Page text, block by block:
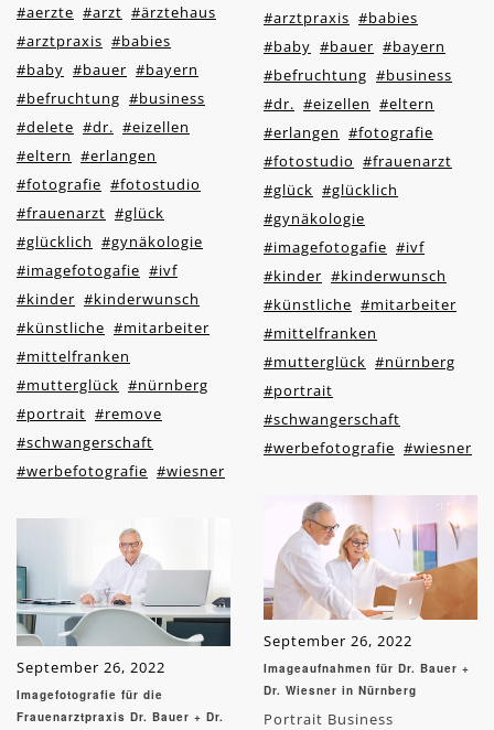
#aerzte #arzt #ärztehaus
#arztpraxis #babies
#baby #bauer #bayern
#befruchtung #business
#delete #dr. #eizellen
#eltern #erlangen
#fotografie #fotostudio
#frauenarzt #glück
#glücklich #gynäkologie
#imagefotogafie #ivf
#kinder #kinderwunsch
#künstliche #mitarbeiter
#mittelfranken
#mutterglück #nürnberg
#portrait #remove
#schwangerschaft
#werbefotografie #wiesner
September 26, 2022
Imagefotografie für die
Frauenarztpraxis Dr. Bauer + Dr.
#arztpraxis #babies
#baby #bauer #bayern
#befruchtung #business
#dr. #eizellen #eltern
#erlangen #fotografie
#fotostudio #frauenarzt
#glück #glücklich
#gynäkologie
#imagefotogafie #ivf
#kinder #kinderwunsch
#künstliche #mitarbeiter
#mittelfranken
#mutterglück #nürnberg
#portrait
#schwangerschaft
#werbefotografie #wiesner
September 26, 2022
Imageaufnahmen für Dr. Bauer +
Dr. Wiesner in Nürnberg
Portrait Business